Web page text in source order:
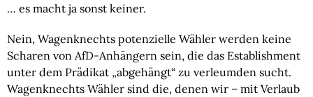
… es macht ja sonst keiner.
Nein, Wagenknechts potenzielle Wähler werden keine
Scharen von AfD-Anhängern sein, die das Establishment
unter dem Prädikat „abgehängt“ zu verleumden sucht.
Wagenknechts Wähler sind die, denen wir – mit Verlaub